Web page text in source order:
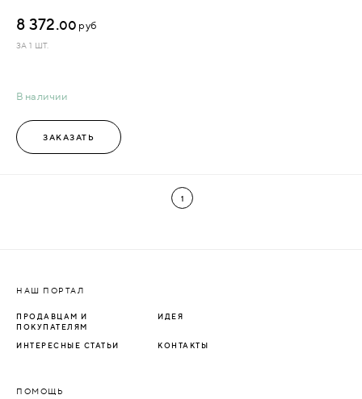
В наличии
8 372.00 руб
ЗА 1 ШТ.
ЗАКАЗАТЬ
1
НАШ ПОРТАЛ
ПРОДАВЦАМ И
ПОКУПАТЕЛЯМ
ИДЕЯ
ИНТЕРЕСНЫЕ СТАТЬИ КОНТАКТЫ
ПОМОЩЬ